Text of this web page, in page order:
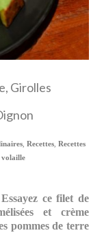
Girolles
, Recettes, Recettes
volaille
ce filet de
et crème
pommes de terre